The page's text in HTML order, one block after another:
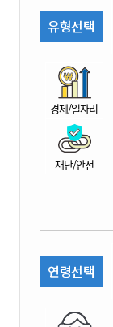
유형선택
경제/일자리
재난/안전
연령선택